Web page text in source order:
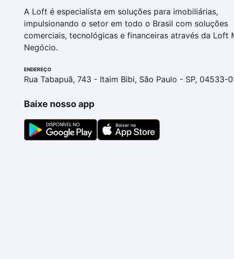
A Loft é especialista em soluções para imobiliárias,
impulsionando o setor em todo o Brasil com soluções
comerciais, tecnológicas e financeiras através da Loft
Negócio.
ENDEREÇO
Rua Tabapuã, 743 - Itaim Bibi, São Paulo - SP, 04533-
Baixe nosso app